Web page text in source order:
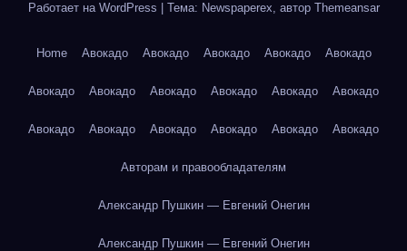
Работает на WordPress Тема: Newspaperex, автор Themeansar
Home Авокадо Авокадо Авокадо Авокадо Авокадо
Авокадо Авокадо Авокадо Авокадо Авокадо Авокадо
Авокадо Авокадо Авокадо Авокадо Авокадо Авокадо
Авторам и правообладателям
Александр Пушкин — Евгений Онегин
Александр Пушкин — Евгений Онегин